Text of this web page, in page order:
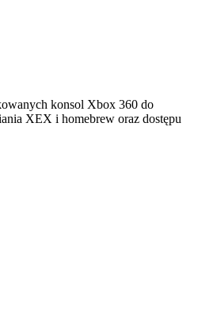
konsol Xbox 360 do
XEX i homebrew oraz dostępu